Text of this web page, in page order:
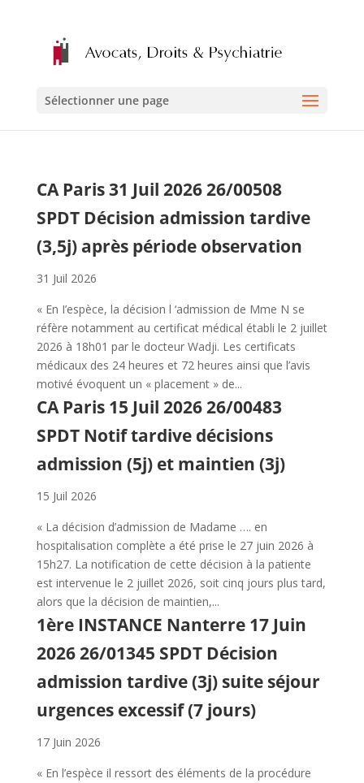
Sélectionner une page
CA Paris 31 Juil 2026 26/00508
SPDT Décision admission tardive
(3,5j) après période observation
31 Juil 2026
« En I’espèce, la décision l ‘admission de Mme N se
réfère notamment au certificat médical établi le 2 juillet
2026 à 18h01 par le docteur Wadji. Les certificats
médicaux des 24 heures et 72 heures ainsi que l’avis
motivé évoquent un « placement » de...
CA Paris 15 Juil 2026 26/00483
SPDT Notif tardive décisions
admission (5j) et maintien (3j)
15 Juil 2026
« La décision d’admission de Madame …. en
hospitalisation complète a été prise le 27 juin 2026 à
15h27. La notification de cette décision à la patiente
est intervenue le 2 juillet 2026, soit cinq jours plus tard,
alors que la décision de maintien,...
1ère INSTANCE Nanterre 17 Juin
2026 26/01345 SPDT Décision
admission tardive (3j) suite séjour
urgences excessif (7 jours)
17 Juin 2026
« En l’espèce il ressort des éléments de la procédure